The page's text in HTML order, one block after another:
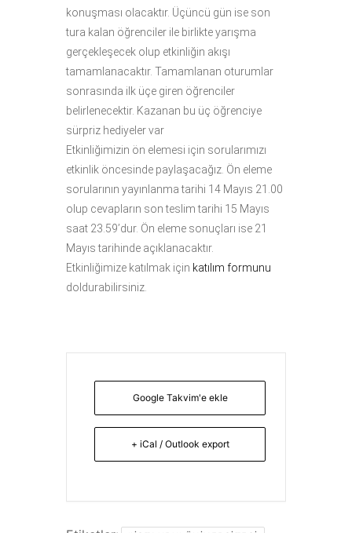
konuşması olacaktır. Üçüncü gün ise son
tura kalan öğrenciler ile birlikte yarışma
gerçekleşecek olup etkinliğin akışı
tamamlanacaktır. Tamamlanan oturumlar
sonrasında ilk üçe giren öğrenciler
belirlenecektir. Kazanan bu üç öğrenciye
sürpriz hediyeler var
Etkinliğimizin ön elemesi için sorularımızı
etkinlik öncesinde paylaşacağız. Ön eleme
sorularının yayınlanma tarihi 14 Mayıs 21.00
olup cevapların son teslim tarihi 15 Mayıs
saat 23.59’dur. Ön eleme sonuçları ise 21
Mayıs tarihinde açıklanacaktır.
Etkinliğimize katılmak için katılım formunu
doldurabilirsiniz.
Google Takvim'e ekle
+ iCal / Outlook export